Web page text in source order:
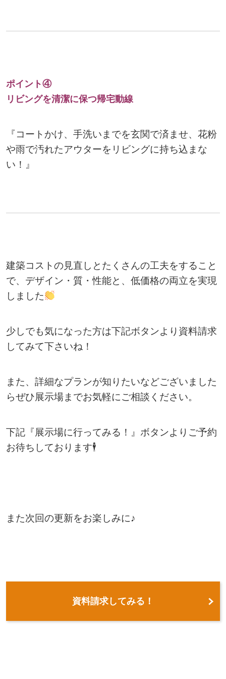
ポイント④
リビングを清潔に保つ帰宅動線
『コートかけ、手洗いまでを玄関で済ませ、花粉
や雨で汚れたアウターをリビングに持ち込まな
い！』
建築コストの見直しとたくさんの工夫をすること
で、デザイン・質・性能と、低価格の両立を実現
しました
少しでも気になった方は下記ボタンより資料請求
してみて下さいね！
また、詳細なプランが知りたいなどございました
らぜひ展示場までお気軽にご相談ください。
下記『展示場に行ってみる！』ボタンよりご予約
お待ちしております🕴
また次回の更新をお楽しみに♪
資料請求してみる！